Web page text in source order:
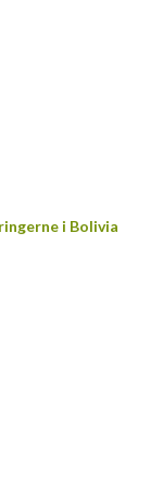
i Bolivia